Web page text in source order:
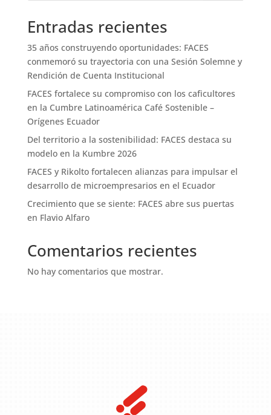
Entradas recientes
35 años construyendo oportunidades: FACES
conmemoró su trayectoria con una Sesión Solemne y
Rendición de Cuenta Institucional
FACES fortalece su compromiso con los caficultores
en la Cumbre Latinoamérica Café Sostenible –
Orígenes Ecuador
Del territorio a la sostenibilidad: FACES destaca su
modelo en la Kumbre 2026
FACES y Rikolto fortalecen alianzas para impulsar el
desarrollo de microempresarios en el Ecuador
Crecimiento que se siente: FACES abre sus puertas
en Flavio Alfaro
Comentarios recientes
No hay comentarios que mostrar.